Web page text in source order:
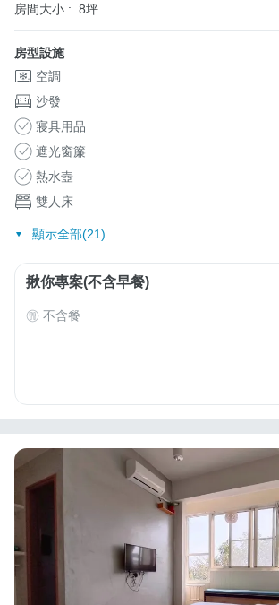
房間大小 : 8坪
房型設施
空調
沙發
寢具用品
遮光窗簾
熱水壺
雙人床
顯示全部(21)
揪你專案(不含早餐)
不含餐